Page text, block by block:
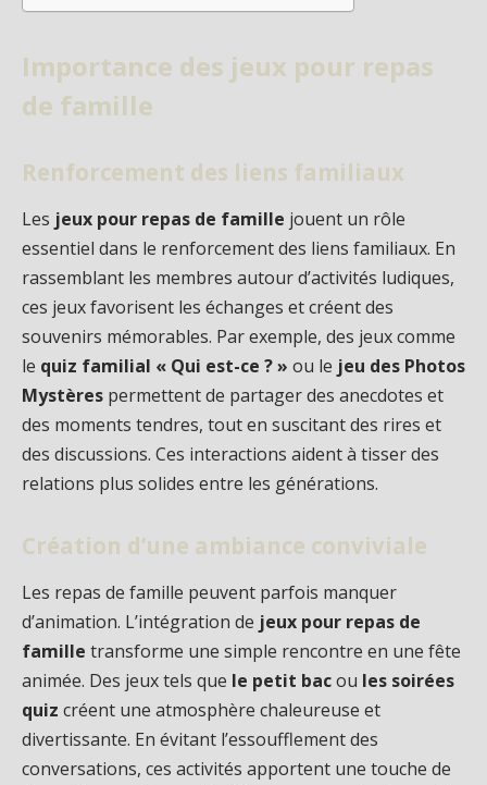
Importance des jeux pour repas
de famille
Renforcement des liens familiaux
Les jeux pour repas de famille jouent un rôle
essentiel dans le renforcement des liens familiaux. En
rassemblant les membres autour d’activités ludiques,
ces jeux favorisent les échanges et créent des
souvenirs mémorables. Par exemple, des jeux comme
le quiz familial « Qui est-ce ? » ou le jeu des Photos
Mystères permettent de partager des anecdotes et
des moments tendres, tout en suscitant des rires et
des discussions. Ces interactions aident à tisser des
relations plus solides entre les générations.
Création d’une ambiance conviviale
Les repas de famille peuvent parfois manquer
d’animation. L’intégration de jeux pour repas de
famille transforme une simple rencontre en une fête
animée. Des jeux tels que le petit bacou les soirées
quiz créent une atmosphère chaleureuse et
divertissante. En évitant l’essoufflement des
conversations, ces activités apportent une touche de